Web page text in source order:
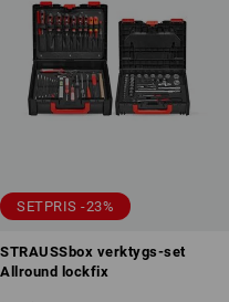
SETPRIS -23%
STRAUSSbox verktygs-set
Allround lockfix